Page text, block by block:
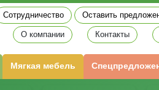
Сотрудничество Оставить
О компании Контакты
Мягкая мебель